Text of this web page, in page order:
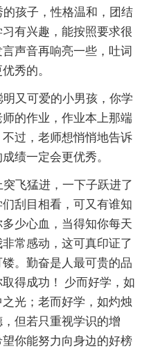
孩子，性格温和，团结
有兴趣，能按照要求很
声音再响亮一些，吐词
秀的。
又可爱的小男孩，你学
的作业，作业本上那端
过，老师想悄悄地告诉
绩一定会更优秀。
飞猛进，一下子跃进了
刮目相看，可又有谁知
少心血，当得知你每天
常感动，这可真印证了
。勤奋是人最可贵的品
得成功！ 少而好学，如
光；老而好学，如灼烛
但若只重视学识的增
你能努力向身边的好榜